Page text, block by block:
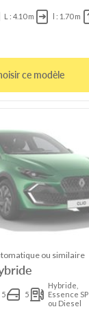
L : 4.10 m l : 1.70 m
ce modèle
ou similaire
5 5
Hybride,
Essence SP
ou Diesel